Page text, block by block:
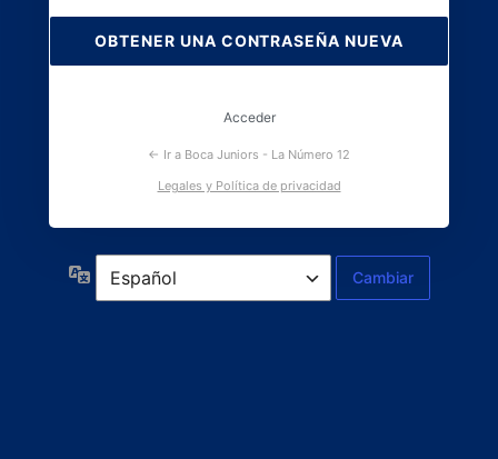
perdida
Acceder
← Ir a Boca Juniors - La Número 12
Legales y Política de privacidad
Idioma